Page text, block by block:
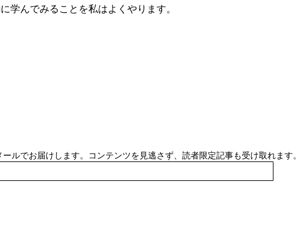
学んでみることを私はよくやります。
ルでお届けします。コンテンツを見逃さず、読者限定記事も受け取れます。